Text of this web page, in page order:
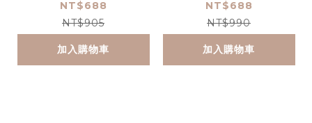
+廚房清潔450ml+木
酢洗手慕斯340ml
NT$688
NT$905
加入購物車
+60mL
NT$688
NT$990
加入購物車